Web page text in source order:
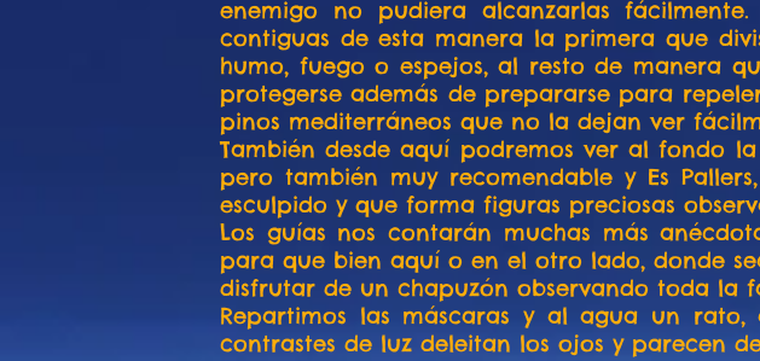
enemigo no pudiera alcanzarlas
contiguas de esta manera la primera que
humo, fuego o espejos, al resto de manera
protegerse además de prepararse para
pinos mediterráneos que no la dejan ver
También desde aquí podremos ver al fondo
pero también muy recomendable y Es
esculpido y que forma figuras preciosas
Los guías nos contarán muchas más
para que bien aquí o en el otro lado, donde
disfrutar de un chapuzón observando toda la
Repartimos las máscaras y al agua un
contrastes de luz deleitan los ojos y parecen